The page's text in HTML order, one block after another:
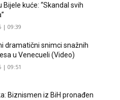
Bijele kuće: “Skandal svih
| 09:39
dramatični snimci snažnih
u Venecueli (Video)
| 09:51
Biznismen iz BiH pronađen